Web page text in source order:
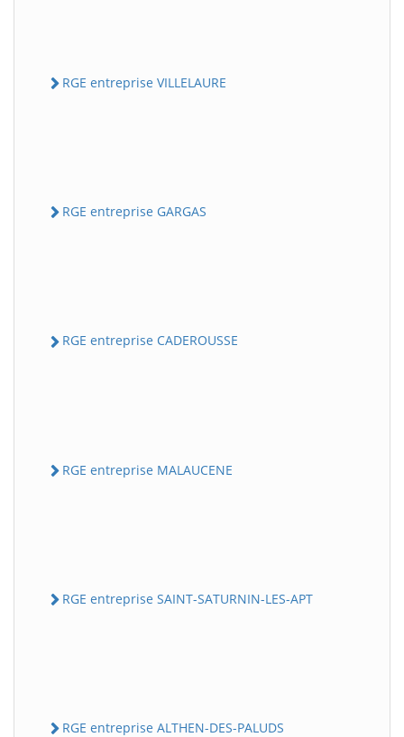
RGE entreprise VILLELAURE
RGE entreprise GARGAS
RGE entreprise CADEROUSSE
RGE entreprise MALAUCENE
RGE entreprise SAINT-SATURNIN-LES-APT
RGE entreprise ALTHEN-DES-PALUDS